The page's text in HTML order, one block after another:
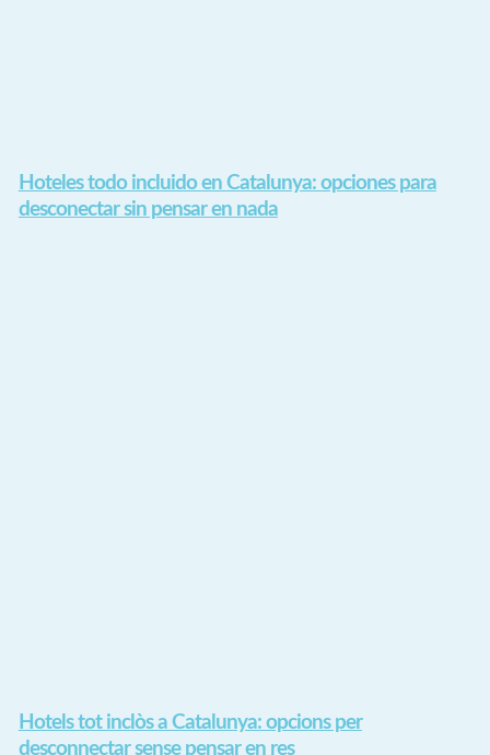
Hoteles todo incluido en Catalunya: opciones para
desconectar sin pensar en nada
Hotels tot inclòs a Catalunya: opcions per
desconnectar sense pensar en res